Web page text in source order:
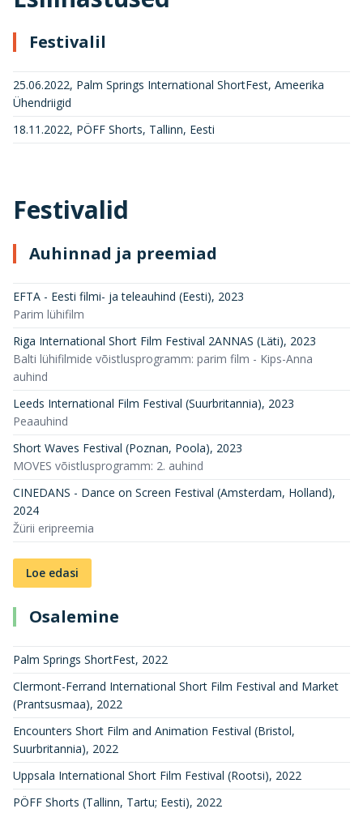
Festivalil
25.06.2022, Palm Springs International ShortFest, Ameerika
Ühendriigid
18.11.2022, PÖFF Shorts, Tallinn, Eesti
Festivalid
Auhinnad ja preemiad
EFTA - Eesti filmi- ja teleauhind (Eesti), 2023
Parim lühifilm
Riga International Short Film Festival 2ANNAS (Läti), 2023
Balti lühifilmide võistlusprogramm: parim film - Kips-Anna
auhind
Leeds International Film Festival (Suurbritannia), 2023
Peaauhind
Short Waves Festival (Poznan, Poola), 2023
MOVES võistlusprogramm: 2. auhind
CINEDANS - Dance on Screen Festival (Amsterdam, Holland),
2024
Žürii eripreemia
Loe edasi
Osalemine
Palm Springs ShortFest, 2022
Clermont-Ferrand International Short Film Festival and Market
(Prantsusmaa), 2022
Encounters Short Film and Animation Festival (Bristol,
Suurbritannia), 2022
Uppsala International Short Film Festival (Rootsi), 2022
PÖFF Shorts (Tallinn, Tartu; Eesti), 2022